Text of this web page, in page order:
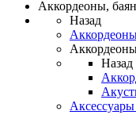
Аккордеоны,
Назад
Назад